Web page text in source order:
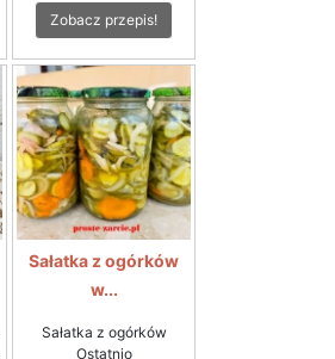
Zobacz przepis!
Sałatka z ogórków
w...
Sałatka z ogórków
Ostatnio